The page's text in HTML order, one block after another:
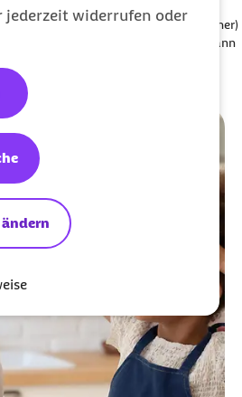
jederzeit widerrufen oder
einstellen, alle externe
zu lassen.
dass personenbezogene
übermittelt werden. Mehr dazu
Straub (Vorstandsvorsitzender Barmer)
Barmer) stellen die Initiative Ich kann